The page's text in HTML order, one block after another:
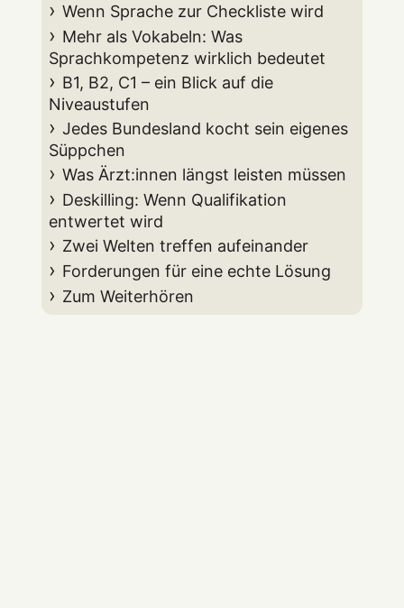
Wenn Sprache zur Checkliste wird
Mehr als Vokabeln: Was
Sprachkompetenz wirklich bedeutet
B1, B2, C1 – ein Blick auf die
Niveaustufen
Jedes Bundesland kocht sein eigenes
Süppchen
Was Ärzt:innen längst leisten müssen
Deskilling: Wenn Qualifikation
entwertet wird
Zwei Welten treffen aufeinander
Forderungen für eine echte Lösung
Zum Weiterhören